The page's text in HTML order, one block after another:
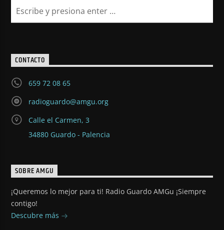
CONTACTO
659 72 08 65
radioguardo@amgu.org
Calle el Carmen, 3
34880 Guardo - Palencia
SOBRE AMGU
¡Queremos lo mejor para ti! Radio Guardo AMGu ¡Siempre
contigo!
Descubre más